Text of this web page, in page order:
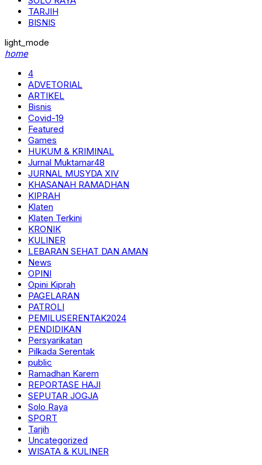
TARJIH
BISNIS
light_mode
home
4
ADVETORIAL
ARTIKEL
Bisnis
Covid-19
Featured
Games
HUKUM & KRIMINAL
Jurnal Muktamar48
JURNAL MUSYDA XIV
KHASANAH RAMADHAN
KIPRAH
Klaten
Klaten Terkini
KRONIK
KULINER
LEBARAN SEHAT DAN AMAN
News
OPINI
Opini Kiprah
PAGELARAN
PATROLI
PEMILUSERENTAK2024
PENDIDIKAN
Persyarikatan
Pilkada Serentak
public
Ramadhan Karem
REPORTASE HAJI
SEPUTAR JOGJA
Solo Raya
SPORT
Tarjih
Uncategorized
WISATA & KULINER